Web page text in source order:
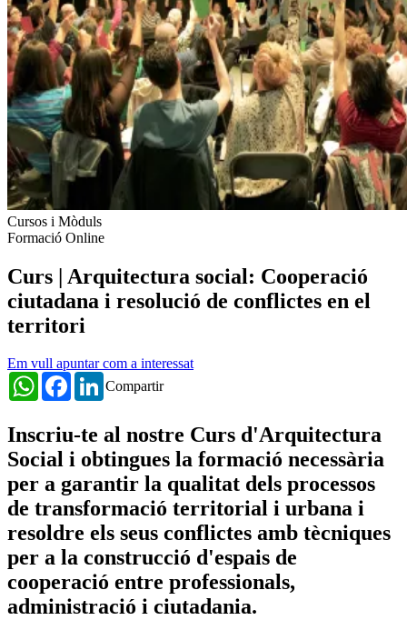
Cursos i Mòduls
Formació Online
Curs | Arquitectura social: Cooperació
ciutadana i resolució de conflictes en el
territori
Em vull apuntar com a interessat
Compartir
WhatsAppFacebookLinkedIn
Inscriu-te al nostre Curs d'Arquitectura
Social i obtingues la formació necessària
per a garantir la qualitat dels processos
de transformació territorial i urbana i
resoldre els seus conflictes amb tècniques
per a la construcció d'espais de
cooperació entre professionals,
administració i ciutadania.